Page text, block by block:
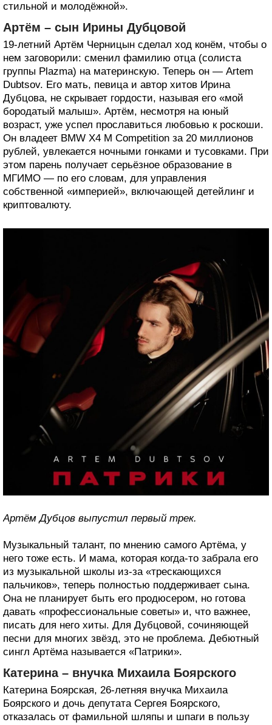
стильной и молодёжной».
Артём – сын Ирины Дубцовой
19-летний Артём Черницын сделал ход конём, чтобы о
нем заговорили: сменил фамилию отца (солиста
группы Plazma) на материнскую. Теперь он — Artem
Dubtsov. Его мать, певица и автор хитов Ирина
Дубцова, не скрывает гордости, называя его «мой
бородатый малыш». Артём, несмотря на юный
возраст, уже успел прославиться любовью к роскоши.
Он владеет BMW X4 M Competition за 20 миллионов
рублей, увлекается ночными гонками и тусовками. При
этом парень получает серьёзное образование в
МГИМО — по его словам, для управления
собственной «империей», включающей детейлинг и
криптовалюту.
Артём Дубцов выпустил первый трек.
Музыкальный талант, по мнению самого Артёма, у
него тоже есть. И мама, которая когда-то забрала его
из музыкальной школы из-за «трескающихся
пальчиков», теперь полностью поддерживает сына.
Она не планирует быть его продюсером, но готова
давать «профессиональные советы» и, что важнее,
писать для него хиты. Для Дубцовой, сочиняющей
песни для многих звёзд, это не проблема. Дебютный
сингл Артёма называется «Патрики».
Катерина – внучка Михаила Боярского
Катерина Боярская, 26-летняя внучка Михаила
Боярского и дочь депутата Сергея Боярского,
отказалась от фамильной шляпы и шпаги в пользу